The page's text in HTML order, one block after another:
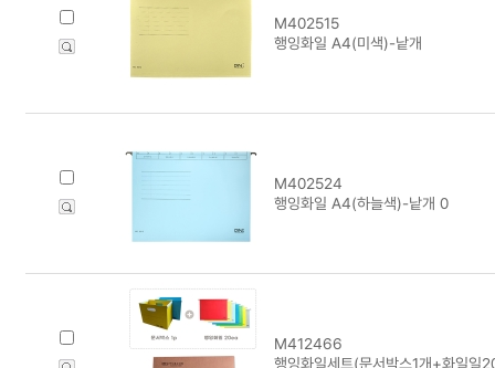
M402515
행잉화일 A4(미색)-낱개
M402524
행잉화일 A4(하늘색)-낱개 0
M412466
행잉화일세트(문서박스1개+화일일